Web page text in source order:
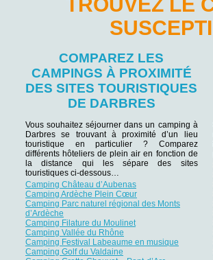
COMPAREZ LES
CAMPINGS À PROXIMITÉ
DES SITES TOURISTIQUES
DE DARBRES
Vous souhaitez séjourner dans un camping à
Darbres se trouvant à proximité d’un lieu
touristique en particulier ? Comparez
différents hôteliers de plein air en fonction de
la distance qui les sépare des sites
touristiques ci-dessous…
Camping Château d’Aubenas
Camping Ardèche Plein Cœur
Camping Parc naturel régional des Monts
d’Ardèche
Camping Filature du Moulinet
Camping Vallée du Rhône
Camping Festival Labeaume en musique
Camping Golf du Valdaine